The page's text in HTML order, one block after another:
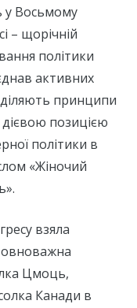
у Восьмому
– щорічній
політики
активних
принципи
дієвою позицією
політики в
«Жіночий
взяла
Цмоць,
Канади в